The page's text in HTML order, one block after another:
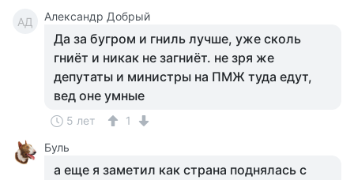
АД Александр Добрый
Да за бугром и гниль лучше, уже сколь
гниёт и никак не загниёт. не зря же
депутаты и министры на ПМЖ туда едут,
вед оне умные
5 лет
1
Буль
а еще я заметил как страна поднялась с